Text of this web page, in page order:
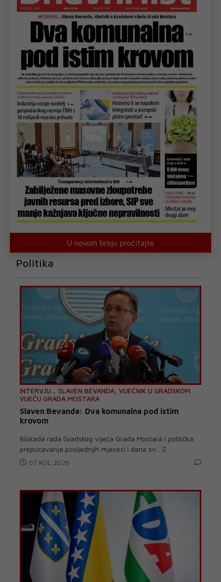
U novom broju pročitajte
Politika
INTERVJU… SLAVEN BEVANDA, VIJEĆNIK U GRADSKOM
VIJEĆU GRADA MOSTARA
Slaven Bevanda: Dva komunalna pod istim
krovom
Blokada rada Gradskog vijeća Grada Mostara i politička
prepucavanja posljednjih mjeseci i dana sv...
07 KOL 2026